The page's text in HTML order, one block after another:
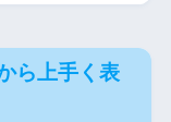
ら上手く表